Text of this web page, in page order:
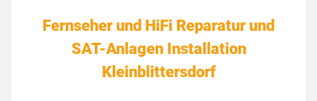
Fernseher und HiFi Reparatur und
SAT-Anlagen Installation
Kleinblittersdorf